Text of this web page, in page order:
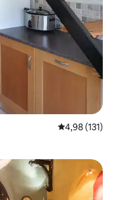
4,98 av 5 i
4,98 (131)